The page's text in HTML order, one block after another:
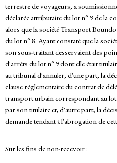
terrestre de voyageurs, a
déclarée attributaire du lot n° 9 de la
alors que la société Transport
du lot n° 8. Ayant constaté que la
son sous-traitant desservaient des
d'arrêts du lot n° 9 dont elle était
au tribunal d'annuler, d'une part, la
clause réglementaire du contrat de
transport urbain correspondant au lot
par son titulaire et, d'autre part, la
demande tendant à l'abrogation de
Sur les fins de non-recevoir :